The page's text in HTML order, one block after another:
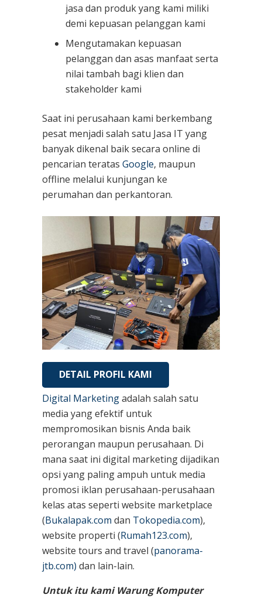
jasa dan produk yang kami miliki
demi kepuasan pelanggan kami
Mengutamakan kepuasan
pelanggan dan asas manfaat serta
nilai tambah bagi klien dan
stakeholder kami
Saat ini perusahaan kami berkembang
pesat menjadi salah satu Jasa IT yang
banyak dikenal baik secara online di
pencarian teratas Google, maupun
offline melalui kunjungan ke
perumahan dan perkantoran.
DETAIL PROFIL KAMI
Digital Marketingadalah salah satu
media yang efektif untuk
mempromosikan bisnis Anda baik
perorangan maupun perusahaan. Di
mana saat ini digital marketing dijadikan
opsi yang paling ampuh untuk media
promosi iklan perusahaan-perusahaan
kelas atas seperti website marketplace
(Bukalapak.com dan Tokopedia.com),
website properti (Rumah123.com),
website tours and travel (panorama-
jtb.com) dan lain-lain.
Untuk itu kami Warung Komputer